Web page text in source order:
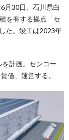
月30日、石川県白
を有する拠点「セ
た。竣工は2023年
計画。センコー
借、運営する。